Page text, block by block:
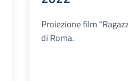
Proiezione film
di Roma.